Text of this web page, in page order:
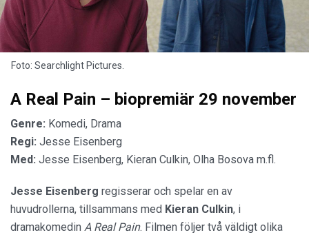
Foto: Searchlight Pictures.
A Real Pain – biopremiär 29 november
Genre: Komedi, Drama
Regi: Jesse Eisenberg
Med: Jesse Eisenberg, Kieran Culkin, Olha Bosova m.fl.
Jesse Eisenberg regisserar och spelar en av
huvudrollerna, tillsammans med Kieran Culkin, i
dramakomedin A Real Pain. Filmen följer två väldigt olika